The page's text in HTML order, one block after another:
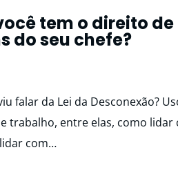
tem o direito de
do seu chefe?
falar da Lei da Desconexão?
trabalho, entre elas, como lidar
com…